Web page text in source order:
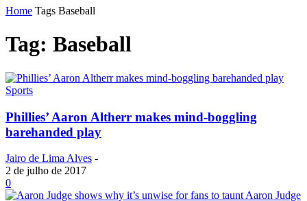
Home Tags Baseball
Tag: Baseball
Sports
Phillies’ Aaron Altherr makes mind-boggling
barehanded play
Jairo de Lima Alves -
2 de julho de 2017
0